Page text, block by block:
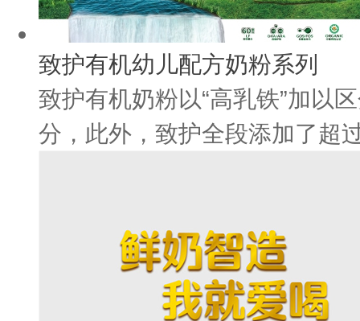
致护有机幼儿配方奶粉系列
致护有机奶粉以“高乳铁”加以
分，此外，致护全段添加了超